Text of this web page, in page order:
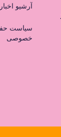
آرشیو اخبار
سیاست
خصوصی